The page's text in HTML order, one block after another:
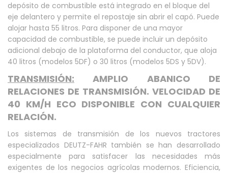
depósito de combustible está integrado en el bloque del
eje delantero y permite el repostaje sin abrir el capó. Puede
alojar hasta 55 litros. Para disponer de una mayor
capacidad de combustible, se puede incluir un depósito
adicional debajo de la plataforma del conductor, que aloja
40 litros (modelos 5DF) o 30 litros (modelos 5DS y 5DV).
TRANSMISIÓN: AMPLIO ABANICO DE
RELACIONES DE TRANSMISIÓN. VELOCIDAD DE
40 KM/H ECO DISPONIBLE CON CUALQUIER
RELACIÓN.
Los sistemas de transmisión de los nuevos tractores
especializados DEUTZ-FAHR también se han desarrollado
especialmente para satisfacer las necesidades más
exigentes de los negocios agrícolas modernos. Eficiencia,